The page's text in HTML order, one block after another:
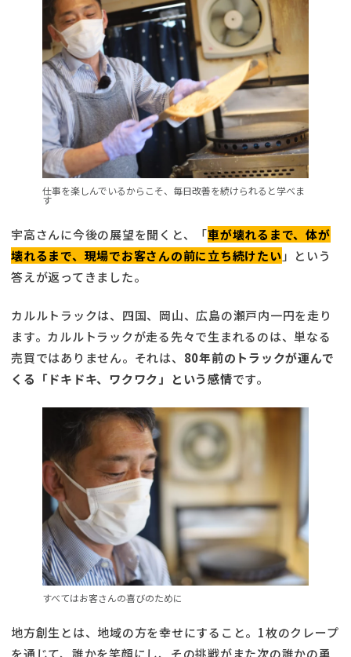
仕事を楽しんでいるからこそ、毎日改善を続けられると学べま
す
宇高さんに今後の展望を聞くと、「車が壊れるまで、体が
壊れるまで、現場でお客さんの前に立ち続けたい 」という
答えが返ってきました。
カルルトラックは、四国、岡山、広島の瀬戸内一円を走り
ます。カルルトラックが走る先々で生まれるのは、単なる
売買ではありません。それは、 80年前のトラックが運んで
くる「ドキドキ、ワクワク」という感情です。
すべてはお客さんの喜びのために
地方創生とは、地域の方を幸せにすること。1枚のクレープ
を通じて、誰かを笑顔にし、その挑戦がまた次の誰かの勇